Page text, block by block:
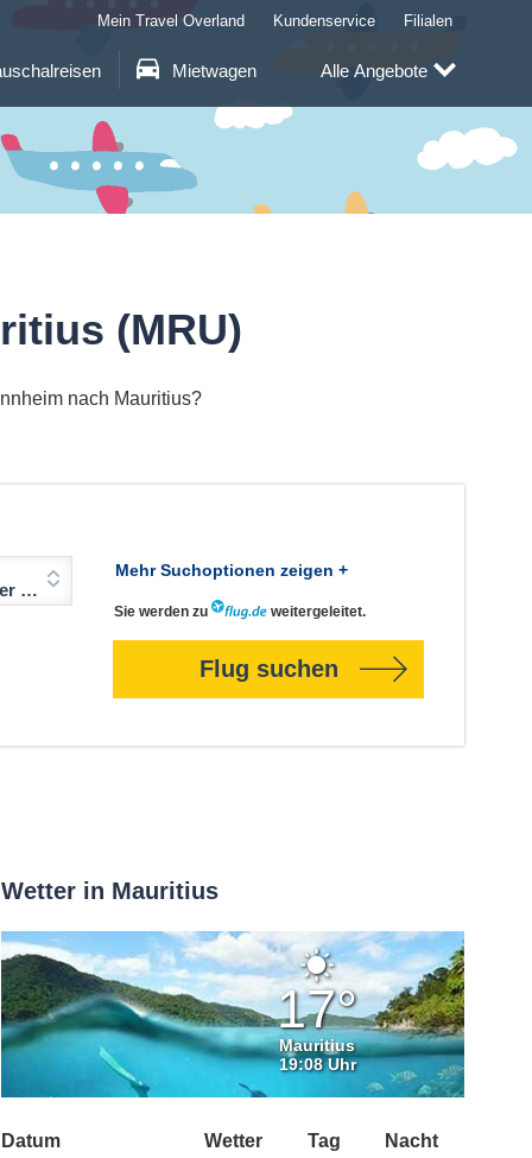
Mietwagen
Mein Travel Overland Kundenservice Filialen
Alle Angebote
(MRU)
nach Mauritius?
Mehr Suchoptionen zeigen +
Sie werden zu weitergeleitet.
Flug suchen
Wetter in Mauritius
Klarer
Himmel
17°
Mauritius
19:08 Uhr
Datum Wetter Tag Nacht